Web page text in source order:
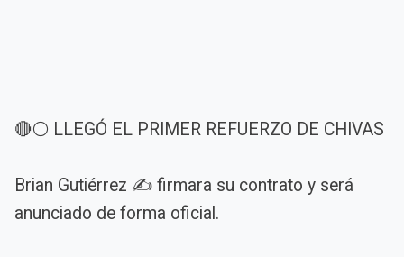
🔴⚪️ LLEGÓ EL PRIMER REFUERZO DE CHIVAS
Brian Gutiérrez ✍️ firmara su contrato y será
anunciado de forma oficial.